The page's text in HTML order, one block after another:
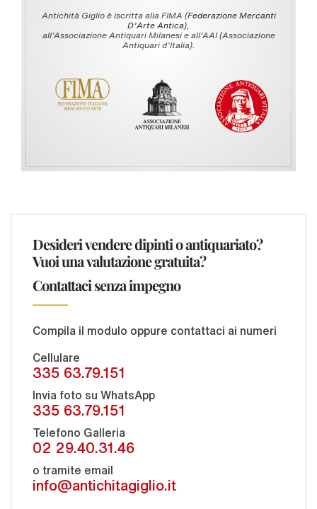
Antichità Giglio è iscritta alla FIMA (Federazione Mercanti
D'Arte Antica),
all’Associazione Antiquari Milanesi e all’AAI (Associazione
Antiquari d’Italia).
Desideri vendere dipinti o antiquariato?
Vuoi una valutazione gratuita?
Contattaci senza impegno
Compila il modulo oppure contattaci ai numeri
Cellulare
335 63.79.151
Invia foto su WhatsApp
335 63.79.151
Telefono Galleria
02 29.40.31.46
o tramite email
info@antichitagiglio.it